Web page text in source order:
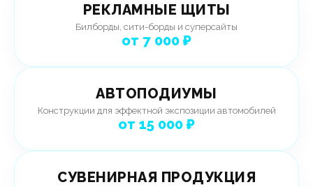
РЕКЛАМНЫЕ ЩИТЫ
Билборды, сити-борды и суперсайты
от 7 000 ₽
АВТОПОДИУМЫ
Конструкции для эффектной экспозиции автомобилей
от 15 000 ₽
СУВЕНИРНАЯ ПРОДУКЦИЯ